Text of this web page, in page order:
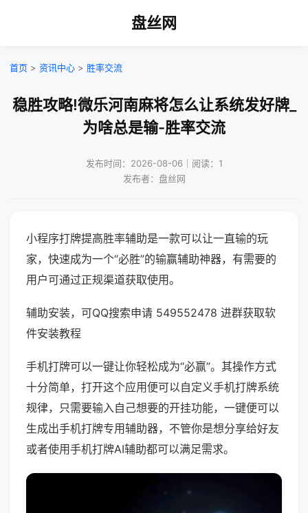
盘丝网
首页 > 资讯中心 > 胜率交流
稳胜攻略!微乐河南麻将怎么让系统发好牌_
为啥总是输-胜率交流
发布时间：2026-08-06｜阅读：1
发布者：盘丝网
小程序打牌提高胜率辅助是一款可以让一直输的玩
家，快速成为一个“必胜”的输赢辅助神器，有需要的
用户可通过正规渠道获取使用。
辅助安装，可QQ搜索申请 549552478 进群获取软
件安装教程
手机打牌可以一键让你轻松成为“必赢”。其操作方式
十分简单，打开这个应用便可以自定义手机打牌系统
规律，只需要输入自己想要的开挂功能，一键便可以
生成出手机打牌专用辅助器，不管你是想分享给好友
或者使用手机打牌AI辅助都可以满足需求。